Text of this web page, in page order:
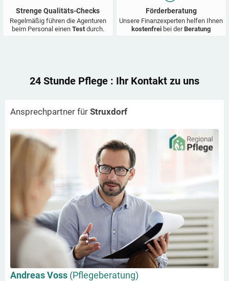
Strenge Qualitäts-Checks
Regelmäßig führen die Agenturen
beim Personal einen Test durch.
Förderberatung
Unsere Finanzexperten helfen Ihnen
kostenfrei bei derBeratung
24 Stunde Pflege : Ihr Kontakt zu uns
Ansprechpartner für Struxdorf
Andreas Voss (Pflegeberatung)